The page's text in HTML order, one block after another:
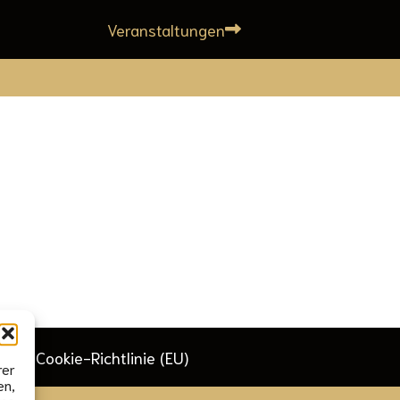
Veranstaltungen
Cookie-Richtlinie (EU)